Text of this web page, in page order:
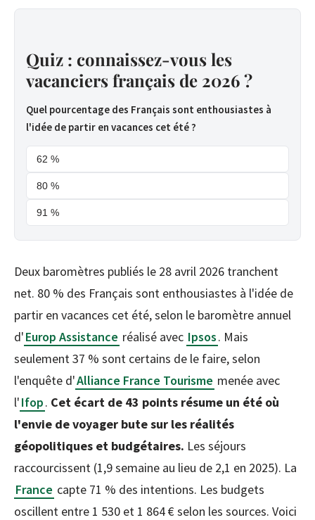
Quiz : connaissez-vous les
vacanciers français de 2026 ?
Quel pourcentage des Français sont enthousiastes à
l'idée de partir en vacances cet été ?
62 %
80 %
91 %
Deux baromètres publiés le 28 avril 2026 tranchent
net. 80 % des Français sont enthousiastes à l'idée de
partir en vacances cet été, selon le baromètre annuel
d'Europ Assistance réalisé avec Ipsos. Mais
seulement 37 % sont certains de le faire, selon
l'enquête d'Alliance France Tourisme menée avec
l'Ifop. Cet écart de 43 points résume un été où
l'envie de voyager bute sur les réalités
géopolitiques et budgétaires. Les séjours
raccourcissent (1,9 semaine au lieu de 2,1 en 2025). La
France capte 71 % des intentions. Les budgets
oscillent entre 1 530 et 1 864 € selon les sources. Voici